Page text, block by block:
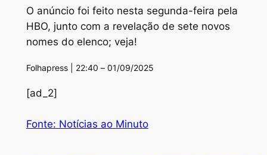
O anúncio foi feito nesta segunda-feira pela
HBO, junto com a revelação de sete novos
nomes do elenco; veja!
Folhapress | 22:40 – 01/09/2025
[ad_2]
Fonte: Notícias ao Minuto